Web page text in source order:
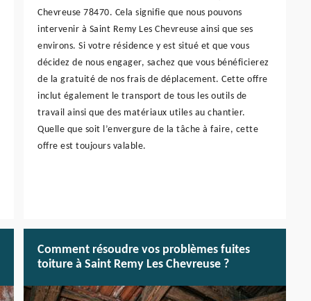
Chevreuse 78470. Cela signifie que nous pouvons
intervenir à Saint Remy Les Chevreuse ainsi que ses
environs. Si votre résidence y est situé et que vous
décidez de nous engager, sachez que vous bénéficierez
de la gratuité de nos frais de déplacement. Cette offre
inclut également le transport de tous les outils de
travail ainsi que des matériaux utiles au chantier.
Quelle que soit l’envergure de la tâche à faire, cette
offre est toujours valable.
Comment résoudre vos problèmes fuites
toiture à Saint Remy Les Chevreuse ?